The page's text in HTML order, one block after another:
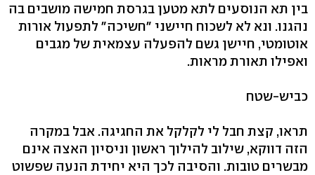
בין תא הנוסעים לתא מטען בגרסת חמישה מושבים בה
נהגנו. ונא לא לשכוח חיישני "חשיכה" לתפעול אורות
אוטומטי, חיישן גשם להפעלה עצמאית של מגבים
ואפילו תאורת מראות.
כביש-שטח
תראו, קצת חבל לי לקלקל את החגיגה. אבל במקרה
הזה דווקא, שילוב להילוך ראשון וניסיון האצה אינם
מבשרים טובות. והסיבה לכך היא יחידת הנעה שפשוט